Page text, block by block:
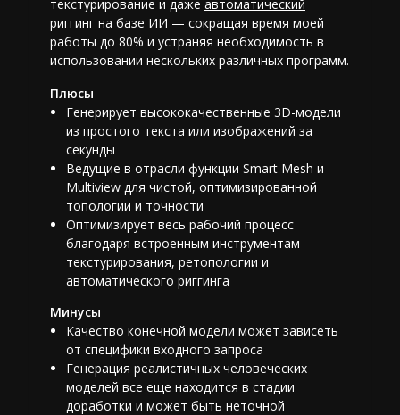
текстурирование и даже автоматический
риггинг на базе ИИ — сокращая время моей
работы до 80% и устраняя необходимость в
использовании нескольких различных программ.
Плюсы
Генерирует высококачественные 3D-модели
из простого текста или изображений за
секунды
Ведущие в отрасли функции Smart Mesh и
Multiview для чистой, оптимизированной
топологии и точности
Оптимизирует весь рабочий процесс
благодаря встроенным инструментам
текстурирования, ретопологии и
автоматического риггинга
Минусы
Качество конечной модели может зависеть
от специфики входного запроса
Генерация реалистичных человеческих
моделей все еще находится в стадии
доработки и может быть неточной